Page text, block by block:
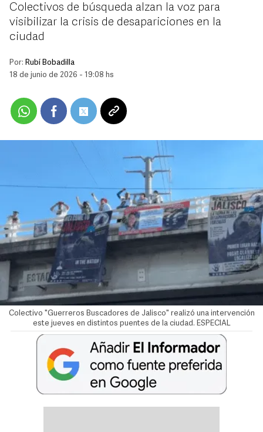
Colectivos de búsqueda alzan la voz para
visibilizar la crisis de desapariciones en la
ciudad
Por: Rubí Bobadilla
18 de junio de 2026 - 19:08 hs
Colectivo "Guerreros Buscadores de Jalisco" realizó una intervención
este jueves en distintos puentes de la ciudad. ESPECIAL